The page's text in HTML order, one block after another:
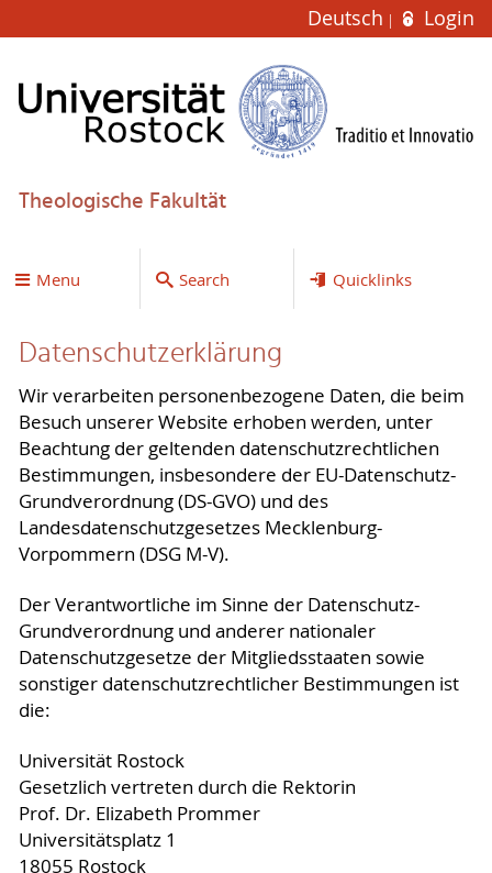
Deutsch Login
Theologische Fakultät
Menu Search Quicklinks
Datenschutzerklärung
Wir verarbeiten personenbezogene Daten, die beim
Besuch unserer Website erhoben werden, unter
Beachtung der geltenden datenschutzrechtlichen
Bestimmungen, insbesondere der EU-Datenschutz-
Grundverordnung (DS-GVO) und des
Landesdatenschutzgesetzes Mecklenburg-
Vorpommern (DSG M-V).
Der Verantwortliche im Sinne der Datenschutz-
Grundverordnung und anderer nationaler
Datenschutzgesetze der Mitgliedsstaaten sowie
sonstiger datenschutzrechtlicher Bestimmungen ist
die:
Universität Rostock
Gesetzlich vertreten durch die Rektorin
Prof. Dr. Elizabeth Prommer
Universitätsplatz 1
18055 Rostock